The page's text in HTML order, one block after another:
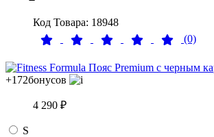
Код Товара: 18948
(0)
+172бонусов
4 290 ₽
S